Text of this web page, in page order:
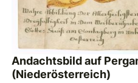
Andachtsbild auf
(Niederösterreich)